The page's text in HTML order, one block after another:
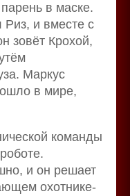
в маске.
и вместе с
зовёт Крохой,
Маркус
в мире,
команды
и он решает
охотнике-